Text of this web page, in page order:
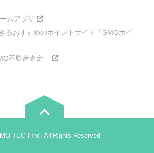
ムアプリ
るおすすめのポイントサイト「GMOポイ
不動産査定」
TECH Inc. All Rights Reserved